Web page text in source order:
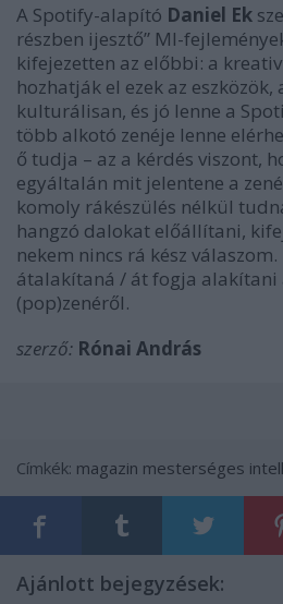
A Spotify-alapító Daniel Ek
részben ijesztő” MI-
kifejezetten az előbbi: a
hozhatják el ezek az eszközök,
kulturálisan, és jó lenne a
több alkotó zenéje lenne
ő tudja – az a kérdés viszont,
egyáltalán mit jelentene a
komoly rákészülés nélkül
hangzó dalokat előállítani,
nekem nincs rá kész
átalakítaná / át fogja alakítani
(pop)zenéről.
szerző: Rónai András
Címkék: magazin mesterséges
Ajánlott bejegyzések: